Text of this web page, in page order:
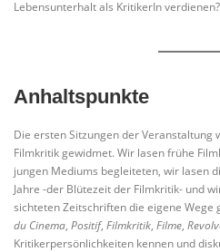
Lebensunterhalt als KritikerIn verdienen?
Anhaltspunkte
Die ersten Sitzungen der Veranstaltung
Filmkritik gewidmet. Wir lasen frühe
jungen Mediums begleiteten, wir lasen
Jahre -der Blütezeit der Filmkritik- und
sichteten Zeitschriften die eigene Wege
du Cinema, Positif, Filmkritik, Filme,
Kritikerpersönlichkeiten kennen und